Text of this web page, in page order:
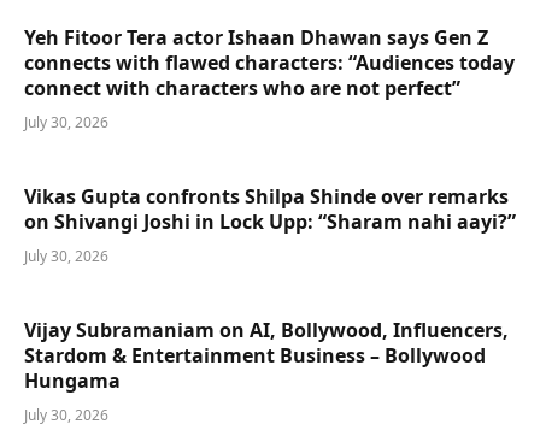
Yeh Fitoor Tera actor Ishaan Dhawan says Gen Z
connects with flawed characters: “Audiences today
connect with characters who are not perfect”
July 30, 2026
Vikas Gupta confronts Shilpa Shinde over remarks
on Shivangi Joshi in Lock Upp: “Sharam nahi aayi?”
July 30, 2026
Vijay Subramaniam on AI, Bollywood, Influencers,
Stardom & Entertainment Business – Bollywood
Hungama
July 30, 2026